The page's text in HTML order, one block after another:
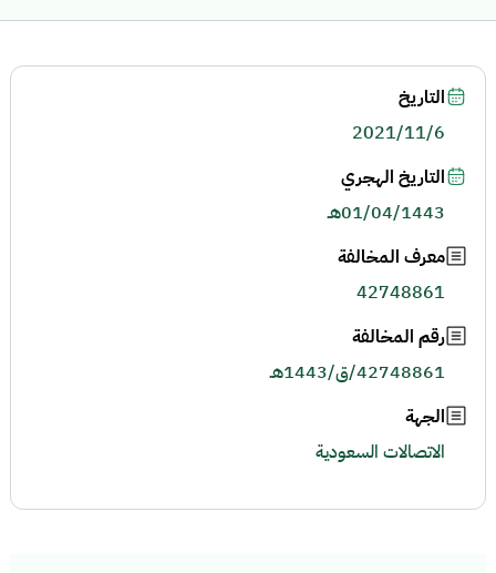
التاريخ
2021/11/6
التاريخ الهجري
01/04/1443هـ
معرف المخالفة
42748861
رقم المخالفة
42748861/ق/1443هـ
الجهة
الاتصالات السعودية